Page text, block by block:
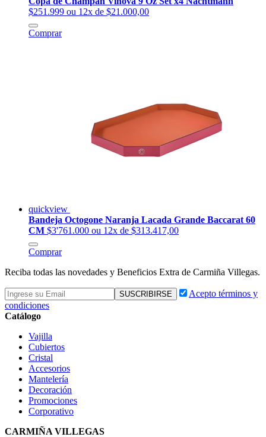
$251.999 ou 12x de $21.000,00
Comprar
quickview
Bandeja Octogone Naranja Lacada Grande Baccarat 60
CM $3'761.000 ou 12x de $313.417,00
Comprar
Reciba todas las novedades y Beneficios Extra de Carmiña Villegas.
Acepto términos y
condiciones
Catálogo
Vajilla
Cubiertos
Cristal
Accesorios
Mantelería
Decoración
Promociones
Corporativo
CARMIÑA VILLEGAS